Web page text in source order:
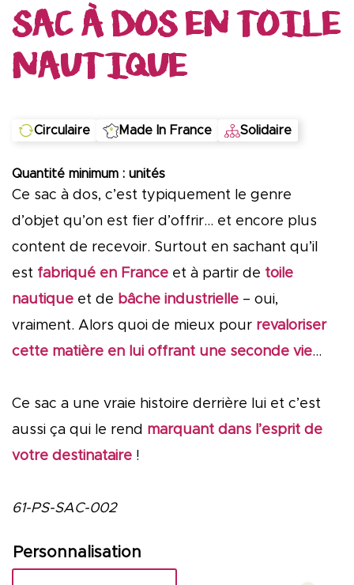
SAC À DOS EN TOILE
NAUTIQUE
Circulaire Made In France Solidaire
Quantité minimum : unités
Ce sac à dos, c’est typiquement le genre
d’objet qu’on est fier d’offrir… et encore plus
content de recevoir. Surtout en sachant qu’il
est fabriqué en France et à partir de toile
nautique et de bâche industrielle – oui,
vraiment. Alors quoi de mieux pour revaloriser
cette matière en lui offrant une seconde vie…
Ce sac a une vraie histoire derrière lui et c’est
aussi ça qui le rend marquant dans l’esprit de
votre destinataire !
61-PS-SAC-002
Personnalisation